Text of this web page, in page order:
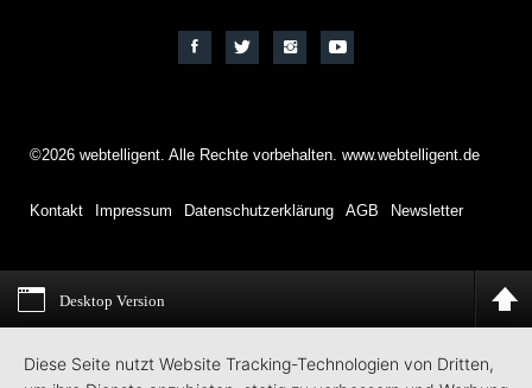
©2026 webtelligent. Alle Rechte vorbehalten. www.webtelligent.de
Kontakt Impressum Datenschutzerklärung AGB Newsletter
Desktop Version
Diese Seite nutzt Website Tracking-Technologien von Dritten,